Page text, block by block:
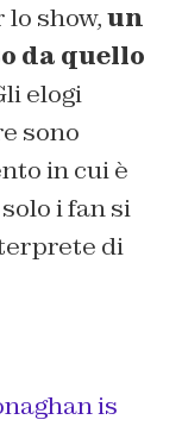
show,un
da quello
elogi
sono
in cui è
i fan si
di
is